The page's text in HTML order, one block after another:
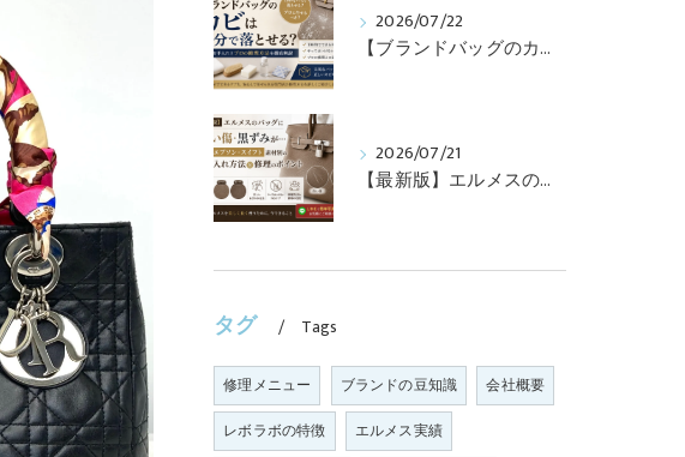
2026/07/22
【ブランドバッグのカビ】100均グッズで落とせる？プロが教えるNGなお手入れと修理すべきケース【最新版】
2026/07/21
【最新版】エルメスのバッグに白い傷・黒ずみが…トゴ・エプソン・スイフト素材別のお手入れ方法と修理のポイント
タグ Tags
修理メニュー ブランドの豆知識
会社概要
レボラボの特徴
エルメス実績